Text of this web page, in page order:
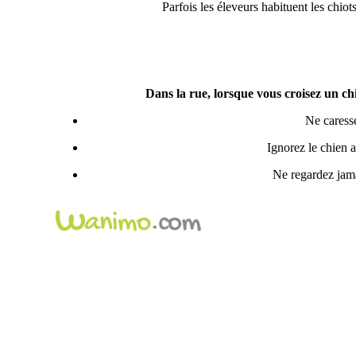
Parfois les éleveurs habituent les
Dans la rue, lorsque vous croisez un
Ne
Ignorez le chien
Ne regardez